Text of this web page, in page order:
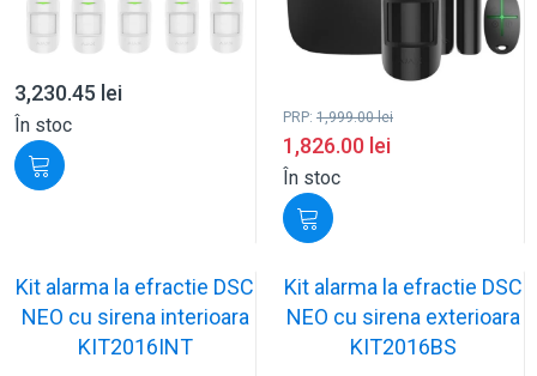
3,230.45 lei
În stoc PRP: 1,999.00lei
1,826.00 lei
În stoc
Kit alarma la efractie DSC
NEO cu sirena interioara
KIT2016INT
Kit alarma la efractie DSC
NEO cu sirena exterioara
KIT2016BS